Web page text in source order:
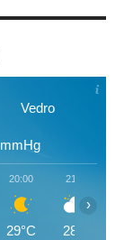
Vedro
mmHg
20:00
29°C
21:00
28°C
›